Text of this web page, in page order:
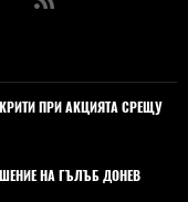
ПРИ АКЦИЯТА СРЕЩУ
НА ГЪЛЪБ ДОНЕВ